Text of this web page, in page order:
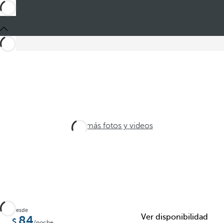
Ver más fotos y videos
Desde
Ver disponibilidad